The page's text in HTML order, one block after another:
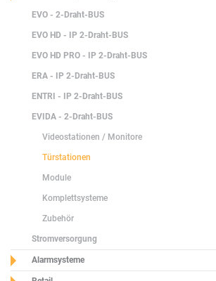
EVO - 2-Draht-BUS
EVO HD - IP 2-Draht-BUS
EVO HD PRO - IP 2-Draht-BUS
ERA - IP 2-Draht-BUS
ENTRI - IP 2-Draht-BUS
EVIDA - 2-Draht-BUS
Videostationen / Monitore
Türstationen
Module
Komplettsysteme
Zubehör
Stromversorgung
Alarmsysteme